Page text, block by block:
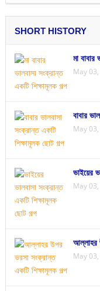
SHORT HISTORY
মা বাবার
May
বাবার
May
ভাইয়ের
May
আল্লাহর
May